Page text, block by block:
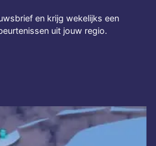
en krijg wekelijks een
uit jouw regio.